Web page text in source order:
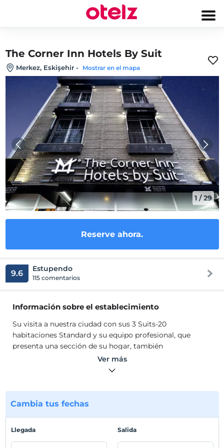
The Corner Inn Hotels By Suit
Merkez, Eskişehir - Mostrar en el mapa
1 /29
Reserve ahora.
9.6 Estupendo
115 comentarios
Información sobre el establecimiento
Su visita a nuestra ciudad con sus 3 Suits-20
habitaciones Standard y su equipo profesional, que
presenta una sección de su hogar, también
complementará sus agradables momentos.
Estamos coronando sus viajes de negocios y el placer de
variedades para untar con una presentación especial de
desayuno boutique para usted.
Sus agradables organizaciones que agregarán valor a
sus reuniones y presentaciones de negocios boutique
Ver más
Cambia tus fechas
Llegada Salida